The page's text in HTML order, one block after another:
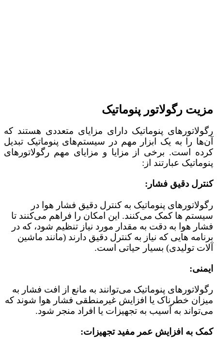
مزیت رگولاتور پنوماتیک
رگولاتورهای پنوماتیک دارای مزایای متعددی هستند که
آن‌ها را به یک ابزار مهم در سیستم‌های پنوماتیک تبدیل
کرده است. برخی از مزایا و مزایای مهم رگولاتورهای
پنوماتیک عبارتند از:
کنترل دقیق فشار:
رگولاتورهای پنوماتیک به کنترل دقیق فشار هوا در
سیستم‌ ها کمک می‌کنند. این امکان را فراهم می‌کنند تا
فشار هوا به دقت به مقدار مورد نیاز تنظیم شود، که در
برنامه‌ هایی که نیاز به کنترل دقیق دارند (مانند ماشین‌
آلات تولیدی) بسیار حیاتی است.
ایمنی:
رگولاتورهای پنوماتیک می‌توانند به مانع از افت فشار به
میزان خطرناک یا افزایش غیرمنطقی فشار هوا شوند که
می‌تواند به آسیب به تجهیزات یا افراد منجر شود.
کمک به افزایش عمر مفید تجهیزات: